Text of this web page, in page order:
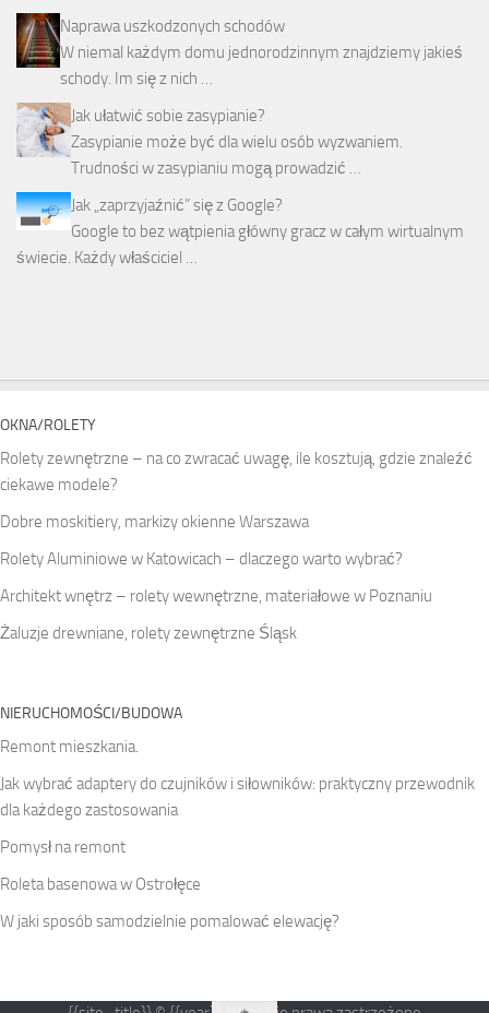
Naprawa uszkodzonych schodów
W niemal każdym domu jednorodzinnym znajdziemy jakieś
schody. Im się z nich …
Jak ułatwić sobie zasypianie?
Zasypianie może być dla wielu osób wyzwaniem.
Trudności w zasypianiu mogą prowadzić …
Jak „zaprzyjaźnić” się z Google?
Google to bez wątpienia główny gracz w całym wirtualnym
świecie. Każdy właściciel …
OKNA/ROLETY
Rolety zewnętrzne – na co zwracać uwagę, ile kosztują, gdzie znaleźć
ciekawe modele?
Dobre moskitiery, markizy okienne Warszawa
Rolety Aluminiowe w Katowicach – dlaczego warto wybrać?
Architekt wnętrz – rolety wewnętrzne, materiałowe w Poznaniu
Żaluzje drewniane, rolety zewnętrzne Śląsk
NIERUCHOMOŚCI/BUDOWA
Remont mieszkania.
Jak wybrać adaptery do czujników i siłowników: praktyczny przewodnik
dla każdego zastosowania
Pomysł na remont
Roleta basenowa w Ostrołęce
W jaki sposób samodzielnie pomalować elewację?